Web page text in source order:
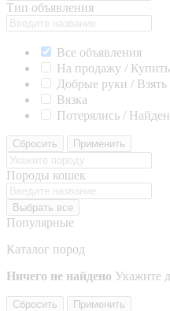
Тип объявления
Все объявления
На продажу / Купить
Добрые руки / Взять
Вязка
Потерялись /
Сбросить Применить
Породы кошек
Выбрать все
Популярные
Каталог пород
Ничего не найдено Укажите
Сбросить Применить